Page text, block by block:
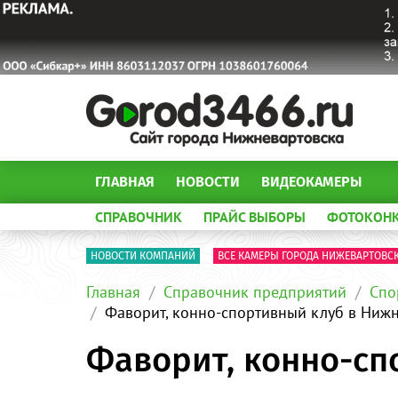
ГЛАВНАЯ НОВОСТИ ВИДЕОКАМЕРЫ
СПРАВОЧНИК ПРАЙС ВЫБОРЫ
НОВОСТИ КОМПАНИЙ ВСЕ КАМЕРЫ ГОРОДА
Главная Справочник предприятий
Фаворит, конно-спортивный клуб в
Фаворит, конно-